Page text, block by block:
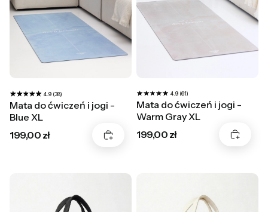
4.9 (38)
Mata do ćwiczeń i jogi -
Blue XL
Cena
199,00 zł
4.9 (61)
Mata do ćwiczeń i jogi -
Warm Gray XL
Cena
199,00 zł